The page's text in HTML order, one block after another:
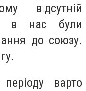
відсутній
і в нас були
до союзу.
варто